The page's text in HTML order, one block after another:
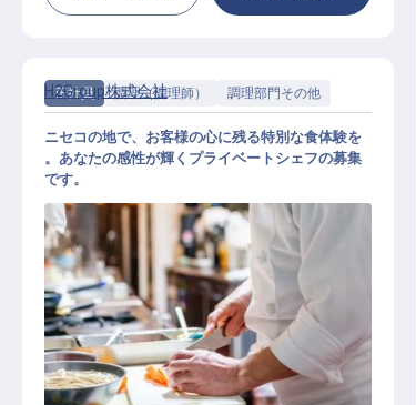
正社員 調理（調理師） 調理部門その他
プライベートシェフ
H2Group株式会社
ニセコの地で、お客様の心に残る特別な食体験を
。あなたの感性が輝くプライベートシェフの募集
です。